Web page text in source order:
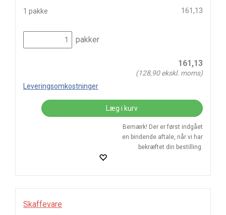
1 pakke 161,13
pakker
161,13
(128,90ekskl. moms)
Leveringsomkostninger
Læg i kurv
Bemærk! Der er først indgået
en bindende aftale, når vi har
bekræftet din bestilling.
Skaffevare